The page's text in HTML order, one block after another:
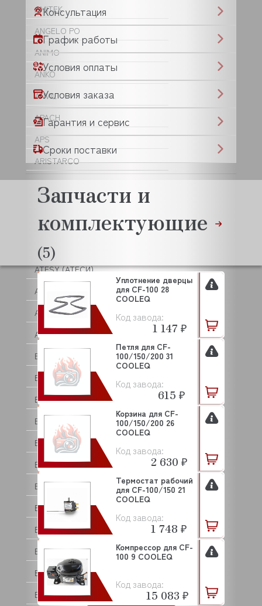
AMITEK
ANGELO PO
ANIMO
ANKO
ANVIL
APACH
APS
ARISTARCO
ARKTO
ASKO
ASSUM
ATA
ATESY (АТЕСИ)
ATOLLSPEED
AUCMA
AURORA
BAKEBERRY
BARBOSSA P.L.
BARTSCHER
BASSANINA
BEAR VARIMIXER
BECKERS
BERKEL
BERTOS
BESSERVACUUM
BOKNI
BONGARD
BRAS
Консультация
График работы
Условия оплаты
Условия заказа
Гарантия и сервис
Сроки поставки
Запчасти и
комплектующие
(5)
Код завода:
Уплотнение дверцы
для CF-100 28
COOLEQ
1 147 ₽
Код завода:
Петля для CF-
100/150/200 31
COOLEQ
615 ₽
Код завода:
Корзина для CF-
100/150/200 26
COOLEQ
2 630 ₽
Код завода:
Термостат рабочий
для CF-100/150 21
COOLEQ
1 748 ₽
Код завода:
Компрессор для CF-
100 9 COOLEQ
15 083 ₽